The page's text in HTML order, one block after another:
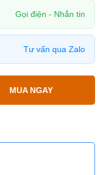
Gọi điện - Nhắn tin
Tư vấn qua Zalo
MUA NGAY